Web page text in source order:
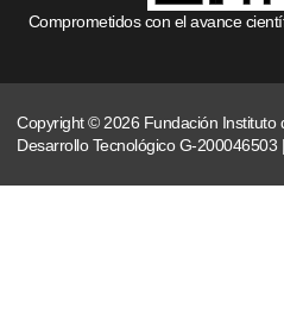
Comprometidos con el avance
Copyright © 2026 Fundación Instituto
Desarrollo Tecnológico G-